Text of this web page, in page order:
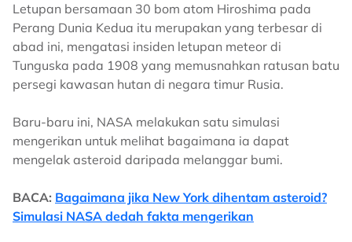
Letupan bersamaan 30 bom atom Hiroshima pada
Perang Dunia Kedua itu merupakan yang terbesar di
abad ini, mengatasi insiden letupan meteor di
Tunguska pada 1908 yang memusnahkan ratusan batu
persegi kawasan hutan di negara timur Rusia.
Baru-baru ini, NASA melakukan satu simulasi
mengerikan untuk melihat bagaimana ia dapat
mengelak asteroid daripada melanggar bumi.
BACA: Bagaimana jika New York dihentam asteroid?
Simulasi NASA dedah fakta mengerikan